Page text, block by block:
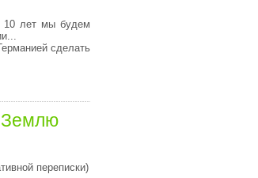
10 лет мы будем
сделать
Землю
пеpеписки)